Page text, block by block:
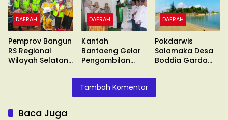
DAERAH
Pemprov Bangun
RS Regional
Wilayah Selatan
DAERAH
Kantah
Bantaeng Gelar
Pengambilan
DAERAH
Pokdarwis
Salamaka Desa
Boddia Garda
Tambah Komentar
Baca Juga